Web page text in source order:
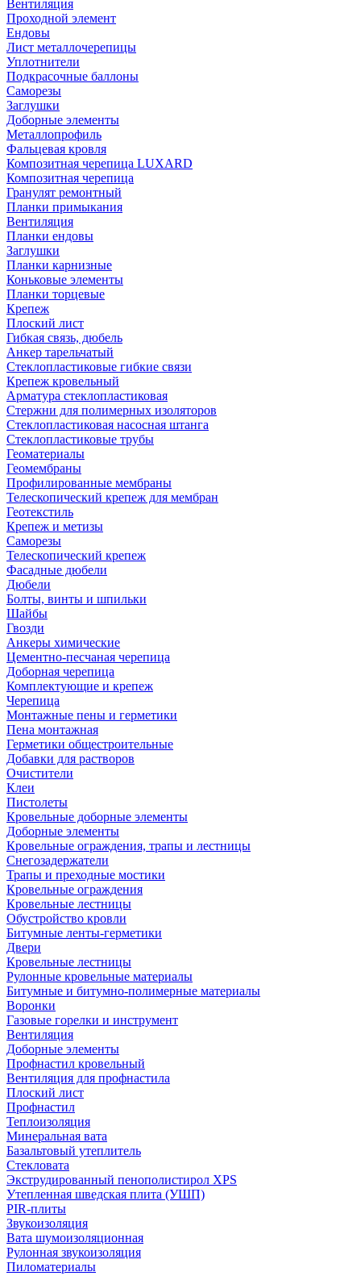
Вентиляция
Проходной элемент
Ендовы
Лист металлочерепицы
Уплотнители
Подкрасочные баллоны
Саморезы
Заглушки
Доборные элементы
Металлопрофиль
Фальцевая кровля
Композитная черепица LUXARD
Композитная черепица
Гранулят ремонтный
Планки примыкания
Вентиляция
Планки ендовы
Заглушки
Планки карнизные
Коньковые элементы
Планки торцевые
Крепеж
Плоский лист
Гибкая связь, дюбель
Анкер тарельчатый
Стеклопластиковые гибкие связи
Крепеж кровельный
Арматура стеклопластиковая
Стержни для полимерных изоляторов
Стеклопластиковая насосная штанга
Стеклопластиковые трубы
Геоматериалы
Геомембраны
Профилированные мембраны
Телескопический крепеж для мембран
Геотекстиль
Крепеж и метизы
Саморезы
Телескопический крепеж
Фасадные дюбели
Дюбели
Болты, винты и шпильки
Шайбы
Гвозди
Анкеры химические
Цементно-песчаная черепица
Доборная черепица
Комплектующие и крепеж
Черепица
Монтажные пены и герметики
Пена монтажная
Герметики общестроительные
Добавки для растворов
Очистители
Клеи
Пистолеты
Кровельные доборные элементы
Доборные элементы
Кровельные ограждения, трапы и лестницы
Снегозадержатели
Трапы и преходные мостики
Кровельные ограждения
Кровельные лестницы
Обустройство кровли
Битумные ленты-герметики
Двери
Кровельные лестницы
Рулонные кровельные материалы
Битумные и битумно-полимерные материалы
Воронки
Газовые горелки и инструмент
Вентиляция
Доборные элементы
Профнастил кровельный
Вентиляция для профнастила
Плоский лист
Профнастил
Теплоизоляция
Минеральная вата
Базальтовый утеплитель
Стекловата
Экструдированный пенополистирол XPS
Утепленная шведская плита (УШП)
PIR-плиты
Звукоизоляция
Вата шумоизоляционная
Рулонная звукоизоляция
Пиломатериалы